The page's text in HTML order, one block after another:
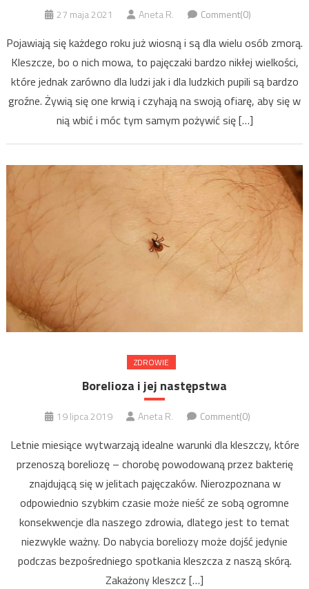
27 maja 2021 Aneta R. Comment(0)
Pojawiają się każdego roku już wiosną i są dla wielu osób zmorą.
Kleszcze, bo o nich mowa, to pajęczaki bardzo nikłej wielkości,
które jednak zarówno dla ludzi jak i dla ludzkich pupili są bardzo
groźne. Żywią się one krwią i czyhają na swoją ofiarę, aby się w
nią wbić i móc tym samym pożywić się […]
ZDROWIE
Borelioza i jej następstwa
19 lipca 2019 Aneta R. Comment(0)
Letnie miesiące wytwarzają idealne warunki dla kleszczy, które
przenoszą boreliozę – chorobę powodowaną przez bakterię
znajdującą się w jelitach pajęczaków. Nierozpoznana w
odpowiednio szybkim czasie może nieść ze sobą ogromne
konsekwencje dla naszego zdrowia, dlatego jest to temat
niezwykle ważny. Do nabycia boreliozy może dojść jedynie
podczas bezpośredniego spotkania kleszcza z naszą skórą.
Zakażony kleszcz […]